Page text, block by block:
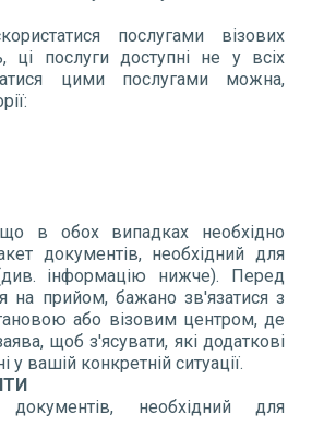
послугами візових
ці послуги доступні не у всіх
цими послугами можна,
в обох випадках необхідно
документів, необхідний для
інформацію нижче). Перед
на прийом, бажано зв'язатися з
або візовим центром, де
щоб з'ясувати, які додаткові
у вашій конкретній ситуації.
необхідний для